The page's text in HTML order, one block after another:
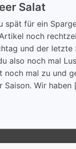
Salat
spät für ein
noch
und der letzte
also noch mal
noch mal zu und
Saison. Wir haben